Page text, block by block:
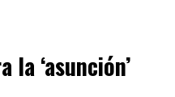
la ‘asunción’